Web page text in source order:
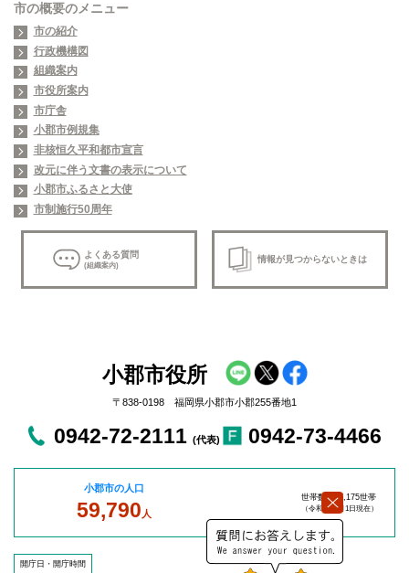
市の概要のメニュー
市の紹介
行政機構図
組織案内
市役所案内
市庁舎
小郡市例規集
非核恒久平和都市宣言
改元に伴う文書の表示について
小郡市ふるさと大使
市制施行50周年
よくある質問
(組織案内)
情報が見つからないときは
小郡市役所
〒838-0198 福岡県小郡市小郡255番地1
0942-72-2111 (代表) 0942-73-4466
小郡市の人口
59,790 人
世帯数：27,175世帯
（令和8年8月1日現在）
開庁日・開庁時間